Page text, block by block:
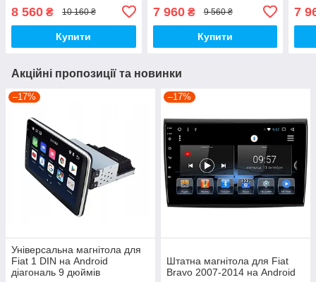
8 560 ₴ 10 160 ₴
Купити
7 960₴ 9 560 ₴
Купити
7
Акційні пропозиції та новинки
–17%
Універсальна магнітола для
Fiat 1 DIN на Android
діагональ 9 дюймів
–17%
Штатна магнітола для Fiat
Bravo 2007-2014 на Android